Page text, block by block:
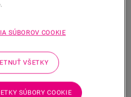
naživo? Máte ešte nejaké
SÚBOROV COOKIE
VŠETKY
SÚBORY COOKIE